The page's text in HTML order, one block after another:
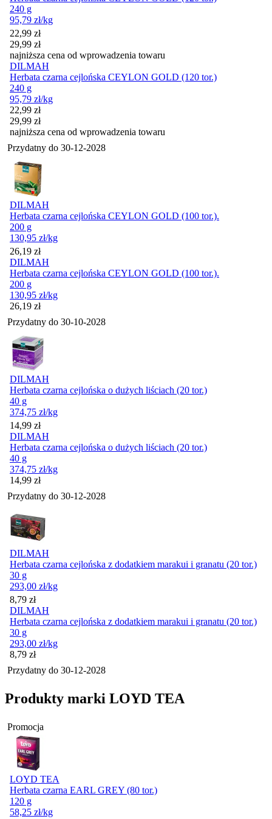
240 g
95,79 zł/kg
Cena promocyjna
22,99 zł
29,99 zł
najniższa cena od wprowadzenia towaru
DILMAH
Herbata czarna cejlońska CEYLON GOLD (120 tor.)
240 g
95,79 zł/kg
Cena promocyjna
22,99 zł
29,99 zł
najniższa cena od wprowadzenia towaru
Przydatny do 30-12-2028
DILMAH
Herbata czarna cejlońska CEYLON GOLD (100 tor.).
200 g
130,95 zł/kg
Cena
26,19 zł
DILMAH
Herbata czarna cejlońska CEYLON GOLD (100 tor.).
200 g
130,95 zł/kg
Cena
26,19 zł
Przydatny do 30-10-2028
DILMAH
Herbata czarna cejlońska o dużych liściach (20 tor.)
40 g
374,75 zł/kg
Cena
14,99 zł
DILMAH
Herbata czarna cejlońska o dużych liściach (20 tor.)
40 g
374,75 zł/kg
Cena
14,99 zł
Przydatny do 30-12-2028
DILMAH
Herbata czarna cejlońska z dodatkiem marakui i granatu (20 tor.)
30 g
293,00 zł/kg
Cena
8,79 zł
DILMAH
Herbata czarna cejlońska z dodatkiem marakui i granatu (20 tor.)
30 g
293,00 zł/kg
Cena
8,79 zł
Przydatny do 30-12-2028
Produkty marki LOYD TEA
Promocja
LOYD TEA
Herbata czarna EARL GREY (80 tor.)
120 g
58,25 zł/kg